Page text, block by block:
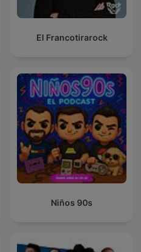
El Francotirarock
Niños 90s